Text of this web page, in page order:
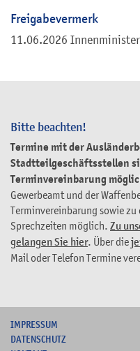
Bitte beachten!
Termine mit der
Stadtteilgeschäftsstellen
Terminvereinbarung
Gewerbeamt und der
Terminvereinbarung sowie
Sprechzeiten möglich. Zu
gelangen Sie hier. Über die
Mail oder Telefon Termine
Freigabevermerk
11.06.2026
IMPRESSUM
DATENSCHUTZ